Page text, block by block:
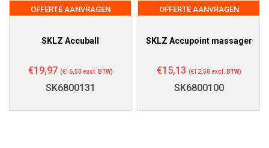
OFFERTE AANVRAGEN
SKLZ Accuball
€19,97 (€16,50 excl. BTW)
SK6800131
OFFERTE AANVRAGEN
SKLZ Accupoint massager
€15,13 (€12,50 excl. BTW)
SK6800100